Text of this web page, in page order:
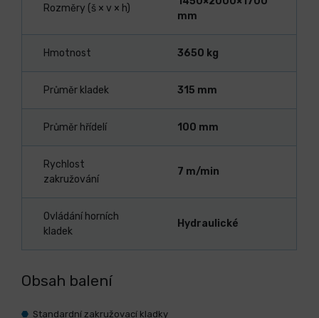
Rozměry (š × v × h)
mm
Hmotnost 3650 kg
Průměr kladek 315 mm
Průměr hřídelí 100 mm
Rychlost
zakružování
7 m/min
Ovládání horních
kladek
Hydraulické
Obsah balení
Standardní zakružovací kladky